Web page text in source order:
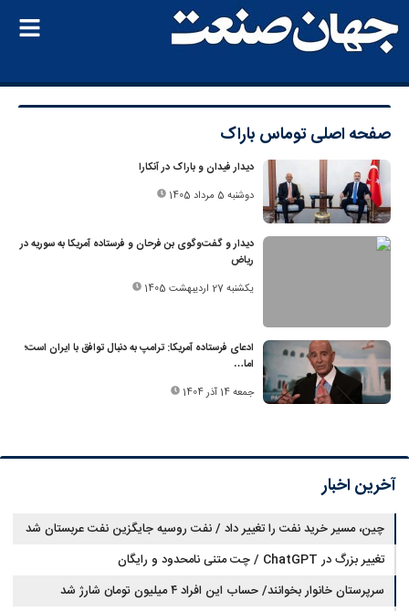
صفحه اصلیتوماس باراک
دیدار فیدان و باراک در آنکارا
دوشنبه 5 مرداد 1405
دیدار و گفت‌وگوی بن فرحان و فرستاده آمریکا به سوریه در
ریاض
یکشنبه 27 اردیبهشت 1405
ادعای فرستاده آمریکا: ترامپ به دنبال توافق با ایران است؛
اما…
جمعه 14 آذر 1404
آخرین اخبار
چین، مسیر خرید نفت را تغییر داد / نفت روسیه جایگزین نفت عربستان شد
تغییر بزرگ در ChatGPT / چت متنی نامحدود و رایگان
سرپرستان خانوار بخوانند/ حساب این افراد ۴ میلیون تومان شارژ شد